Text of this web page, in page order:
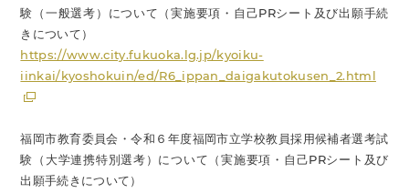
験（一般選考）について（実施要項・自己PRシート及び出願手続
きについて）
https://www.city.fukuoka.lg.jp/kyoiku-
iinkai/kyoshokuin/ed/R6_ippan_daigakutokusen_2.html
福岡市教育委員会・令和６年度福岡市立学校教員採用候補者選考試
験（大学連携特別選考）について（実施要項・自己PRシート及び
出願手続きについて）